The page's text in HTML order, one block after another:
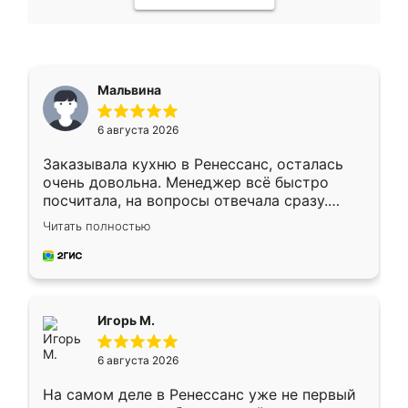
Мальвина
6 августа 2026
Заказывала кухню в Ренессанс, осталась
очень довольна. Менеджер всё быстро
посчитала, на вопросы отвечала сразу.
Замерщик приехал в субботу, подошёл к
делу со всей ответственностью. Собрали
за день, ребята работали аккуратно, даже
Читать полностью
Игорь М.
6 августа 2026
На самом деле в Ренессанс уже не первый